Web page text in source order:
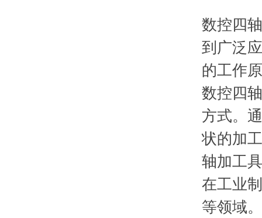
数控四
到广泛
的工作
数控四
方式。
状的加
轴加工
在工业
等领域